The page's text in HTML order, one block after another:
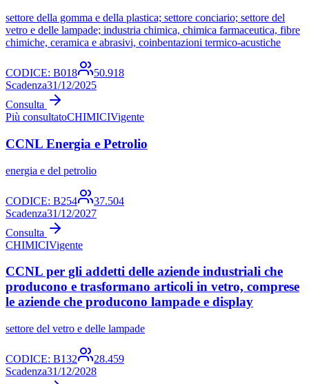
settore della gomma e della plastica; settore conciario; settore del
vetro e delle lampade; industria chimica, chimica farmaceutica, fibre
chimiche, ceramica e abrasivi, coinbentazioni termico-acustiche
CODICE: B018
50.918
Scadenza31/12/2025
Consulta
Più consultatoCHIMICIVigente
CCNL Energia e Petrolio
energia e del petrolio
CODICE: B254
37.504
Scadenza31/12/2027
Consulta
CHIMICIVigente
CCNL per gli addetti delle aziende industriali che
producono e trasformano articoli in vetro, comprese
le aziende che producono lampade e display
settore del vetro e delle lampade
CODICE: B132
28.459
Scadenza31/12/2028